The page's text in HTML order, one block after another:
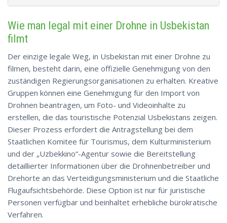
Wie man legal mit einer Drohne in Usbekistan
filmt
Der einzige legale Weg, in Usbekistan mit einer Drohne zu
filmen, besteht darin, eine offizielle Genehmigung von den
zuständigen Regierungsorganisationen zu erhalten. Kreative
Gruppen können eine Genehmigung für den Import von
Drohnen beantragen, um Foto- und Videoinhalte zu
erstellen, die das touristische Potenzial Usbekistans zeigen.
Dieser Prozess erfordert die Antragstellung bei dem
Staatlichen Komitee für Tourismus, dem Kulturministerium
und der „Uzbekkino“-Agentur sowie die Bereitstellung
detaillierter Informationen über die Drohnenbetreiber und
Drehorte an das Verteidigungsministerium und die Staatliche
Flugaufsichtsbehörde. Diese Option ist nur für juristische
Personen verfügbar und beinhaltet erhebliche bürokratische
Verfahren.